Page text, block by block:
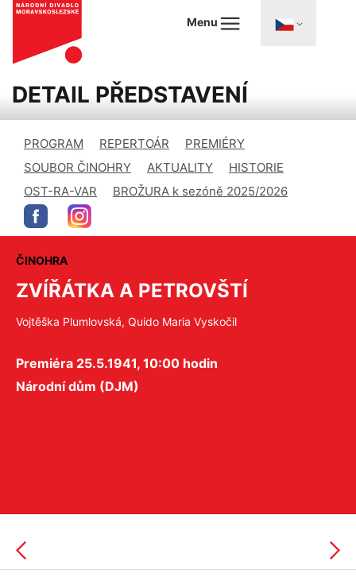
Menu
DETAIL PŘEDSTAVENÍ
PROGRAM REPERTOÁR
PREMIÉRY
SOUBOR ČINOHRY
AKTUALITY
HISTORIE
OST-RA-VAR
BROŽURA k sezóně 2025/2026
ČINOHRA
ZVÍŘÁTKA A PETROVŠTÍ
Vojtěška Plumlovská, Quido Maria Vyskočil
Premiéra 25.5.1941, 10:00 hodin
Národní dům (DJM)